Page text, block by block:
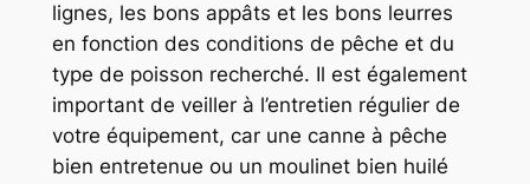
lignes, les bons appâts et les bons leurres
en fonction des conditions de pêche et du
type de poisson recherché. Il est également
important de veiller à l’entretien régulier de
votre équipement, car une canne à pêche
bien entretenue ou un moulinet bien huilé